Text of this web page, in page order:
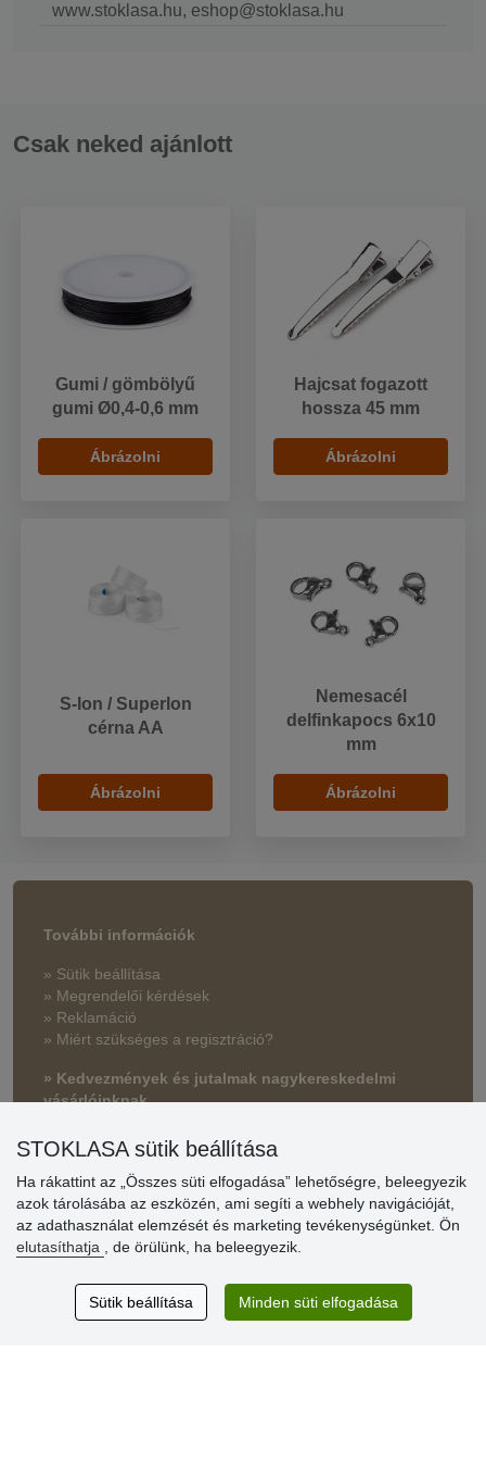
www.stoklasa.hu, eshop@stoklasa.hu
Csak neked ajánlott
Gumi / gömbölyű
gumi Ø0,4-0,6 mm
Ábrázolni
Hajcsat fogazott
hossza 45 mm
Ábrázolni
S-lon / Superlon
cérna AA
Ábrázolni
Nemesacél
delfinkapocs 6x10
mm
Ábrázolni
További információk
» Sütik beállítása
» Megrendelői kérdések
» Reklamáció
» Miért szükséges a regisztráció?
» Kedvezmények és jutalmak nagykereskedelmi
vásárlóinknak
» Súgó
Vásárlók
értékelése
Excellent service
Thank you.
STOKLASA sütik beállítása
Ha rákattint az „Összes süti elfogadása” lehetőségre, beleegyezik
azok tárolásába az eszközén, ami segíti a webhely navigációját,
az adathasználat elemzését és marketing tevékenységünket. Ön
elutasíthatja
, de örülünk, ha beleegyezik.
Sütik beállítása Minden süti elfogadása